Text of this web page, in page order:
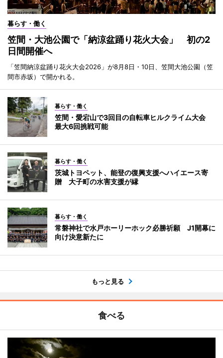
暮らす・働く
笠間・大池公園で「納涼盆踊り花火大会」 初の2
日間開催へ
「笠間納涼盆踊り花火大会2026」が8月8日・10日、笠間大池公園（笠
間市赤坂）で開かれる。
暮らす・働く
笠間・愛宕山で3回目の自転車ヒルクライム大会
最大6回挑戦可能
暮らす・働く
茨城トヨペット、能登の復興支援へハイエース寄
贈 大子町の水害支援が縁
暮らす・働く
常磐神社で水戸ホーリーホック必勝祈願 J1開幕に
向け決意新たに
もっと見る
食べる